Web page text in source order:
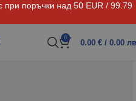
при поръчки над 50 EUR / 99.79
0
0.00 € / 0.00